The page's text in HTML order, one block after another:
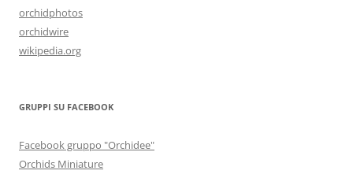
orchidphotos
orchidwire
wikipedia.org
GRUPPI SU FACEBOOK
Facebook gruppo "Orchidee"
Orchids Miniature